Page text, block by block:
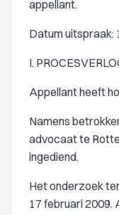
appellant.
Datum uitspraak:
I.
Appellant heeft
Namens
advocaat te
ingediend.
Het onderzoek
17 februari 2009.